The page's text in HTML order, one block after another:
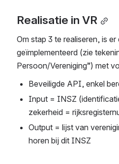
Realisatie in VR
Om stap 3 te realiseren, is
geïmplementeerd (zie
Persoon/Vereniging”) met
Beveiligde API, enkel
Input = INSZ
zekerheid =
Output = lijst van
horen bij dit INSZ